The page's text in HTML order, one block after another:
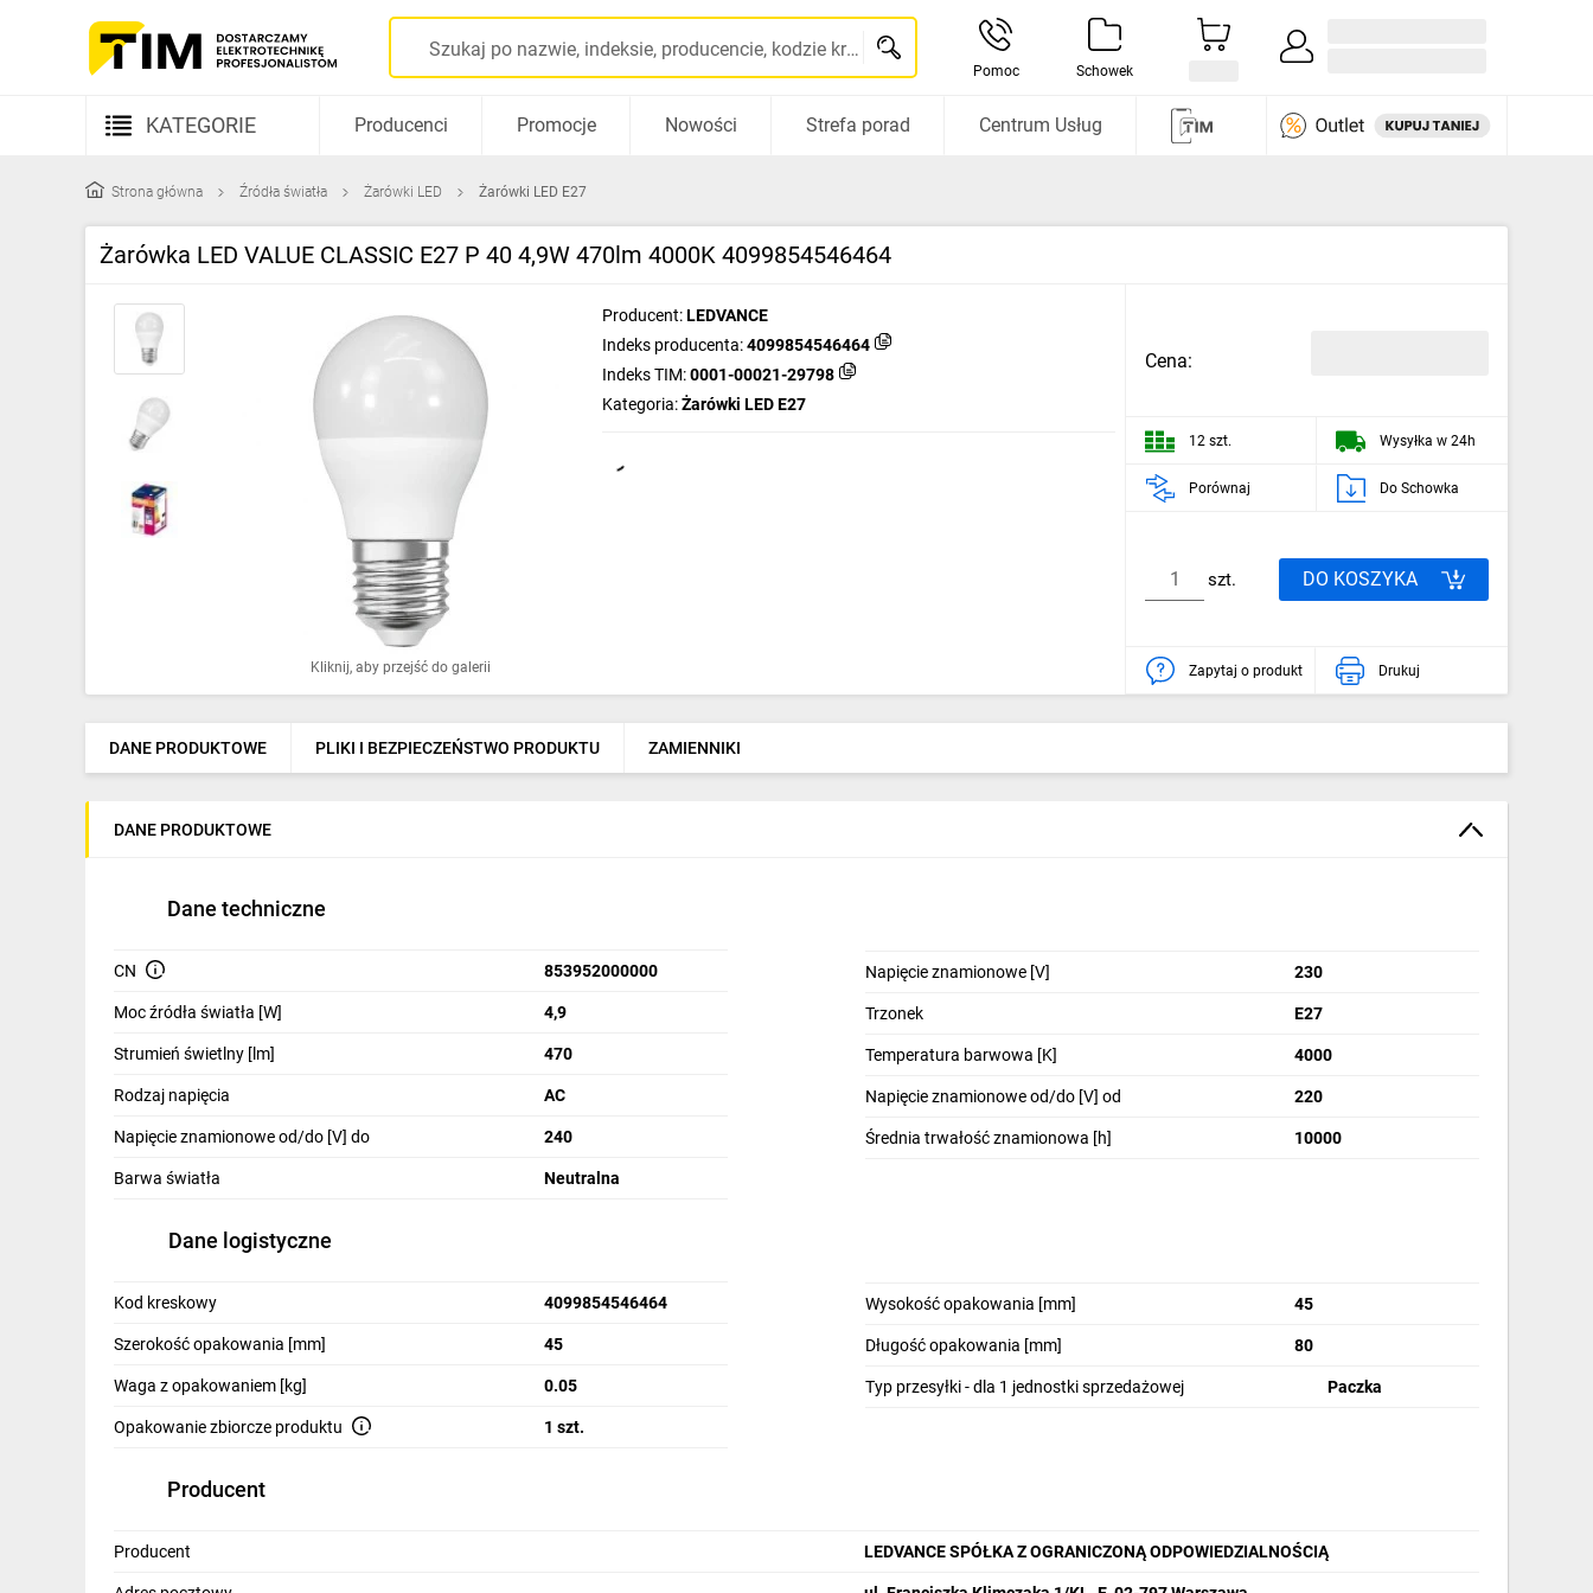
Szukaj po nazwie, indeksie, producencie, kodzie kreskowym...
Pomoc Schowek
KATEGORIE
Kable i przewody
Elementy prowadzenia kabli
Fotowoltaika
Gniazda i łączniki
Oprawy oświetleniowe
Ogrzewanie
Elektronarzędzia i mierniki
Dom i ogród
Odzież ochronna i BHP
Inne
Producenci Promocje Nowości Strefa porad Centrum Usług
Strona główna Źródła światła Żarówki LED Żarówki LED E27
Żarówka LED VALUE CLASSIC E27 P 40 4,9W 470lm 4000K 4099854546464
Kliknij, aby przejść do galerii
Producent:LEDVANCE
Indeks producenta:4099854546464
Indeks TIM:0001-00021-29798
Kategoria:Żarówki LED E27
Cena:
12 szt. Wysyłka w 24h
Porównaj Do Schowka
szt. DO KOSZYKA
Zapytaj o produkt Drukuj
DANE PRODUKTOWE PLIKI I BEZPIECZEŃSTWO PRODUKTU ZAMIENNIKI
DANE PRODUKTOWE
Dane techniczne
CN 853952000000
Moc źródła światła [W] 4,9
Strumień świetlny [lm] 470
Rodzaj napięcia AC
Napięcie znamionowe od/do [V] do 240
Barwa światła Neutralna
Napięcie znamionowe [V] 230
Trzonek E27
Temperatura barwowa [K] 4000
Napięcie znamionowe od/do [V] od 220
Średnia trwałość znamionowa [h] 10000
Dane logistyczne
Kod kreskowy 4099854546464
Szerokość opakowania [mm] 45
Waga z opakowaniem [kg] 0.05
Opakowanie zbiorcze produktu 1 szt.
Wysokość opakowania [mm] 45
Długość opakowania [mm] 80
Typ przesyłki - dla 1 jednostki sprzedażowej Paczka
Producent
Producent LEDVANCE SPÓŁKA Z OGRANICZONĄ ODPOWIEDZIALNOŚCIĄ